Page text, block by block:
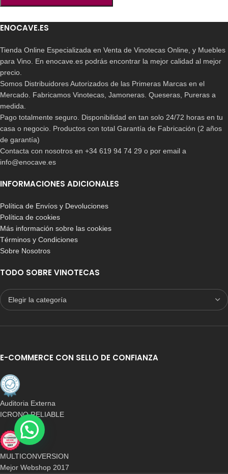
ENOCAVE.ES
Tienda Online Especializada en Venta de Vinotecas Online, y Muebles
para Vino. En enocave.es podrás encontrar la mejor calidad al mejor
precio.
Somos Distribuidores Autorizados de las Primeras Marcas en el
Mercado. Fabricamos Vinotecas, Jamoneras. Queseras, Pureras a
medida.
Pago totalmente seguro. Disponibilidad en tan solo 24/72 horas en tu
casa o negocio. Productos con total Garantía de Fabricación (2 años
de garantía)
Contacta con nosotros en +34 619 94 74 29 o por email a
info@enocave.es
INFORMACIONES ADICIONALES
Política de Envíos y Devoluciones
Política de cookies
Más información sobre las cookies
Términos y Condiciones
Sobre Nosotros
TODO SOBRE VINOTECAS
E-COMMERCE CON SELLO DE CONFIANZA
Auditoria Externa
ICRONO RELIABLE
MULTICONVERSION
Mejor Webshop 2017